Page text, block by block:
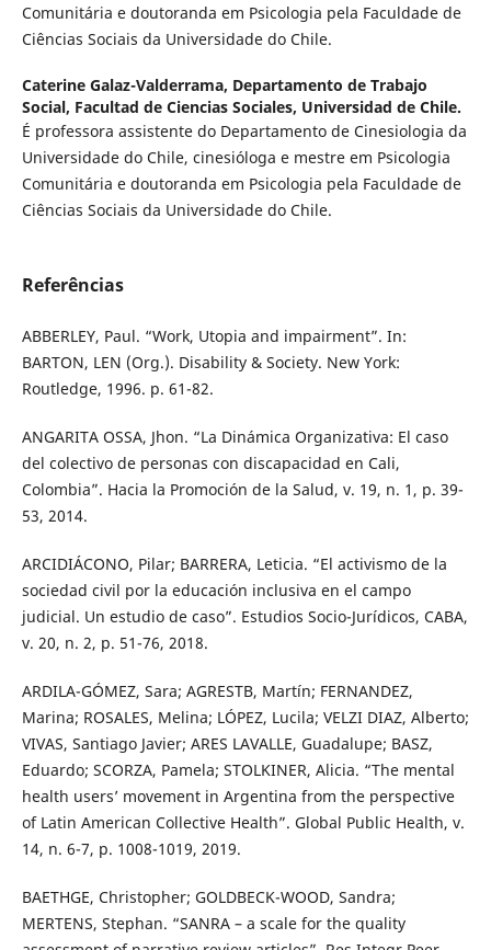
Comunitária e doutoranda em Psicologia pela Faculdade de
Ciências Sociais da Universidade do Chile.
Caterine Galaz-Valderrama, Departamento de Trabajo
Social, Facultad de Ciencias Sociales, Universidad de Chile.
É professora assistente do Departamento de Cinesiologia da
Universidade do Chile, cinesióloga e mestre em Psicologia
Comunitária e doutoranda em Psicologia pela Faculdade de
Ciências Sociais da Universidade do Chile.
Referências
ABBERLEY, Paul. “Work, Utopia and impairment”. In:
BARTON, LEN (Org.). Disability & Society. New York:
Routledge, 1996. p. 61-82.
ANGARITA OSSA, Jhon. “La Dinámica Organizativa: El caso
del colectivo de personas con discapacidad en Cali,
Colombia”. Hacia la Promoción de la Salud, v. 19, n. 1, p. 39-
53, 2014.
ARCIDIÁCONO, Pilar; BARRERA, Leticia. “El activismo de la
sociedad civil por la educación inclusiva en el campo
judicial. Un estudio de caso”. Estudios Socio-Jurídicos, CABA,
v. 20, n. 2, p. 51-76, 2018.
ARDILA-GÓMEZ, Sara; AGRESTB, Martín; FERNANDEZ,
Marina; ROSALES, Melina; LÓPEZ, Lucila; VELZI DIAZ, Alberto;
VIVAS, Santiago Javier; ARES LAVALLE, Guadalupe; BASZ,
Eduardo; SCORZA, Pamela; STOLKINER, Alicia. “The mental
health users’ movement in Argentina from the perspective
of Latin American Collective Health”. Global Public Health, v.
14, n. 6-7, p. 1008-1019, 2019.
BAETHGE, Christopher; GOLDBECK-WOOD, Sandra;
MERTENS, Stephan. “SANRA – a scale for the quality